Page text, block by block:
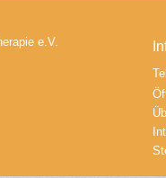
e.V.